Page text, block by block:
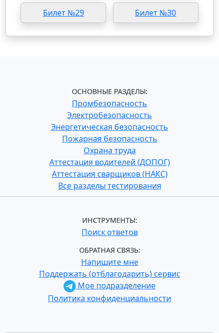
Билет №29 Билет №30
ОСНОВНЫЕ РАЗДЕЛЫ:
Промбезопасность
Электробезопасность
Энергетическая безопасность
Пожарная безопасность
Охрана труда
Аттестация водителей (ДОПОГ)
Аттестация сварщиков (НАКС)
Все разделы тестирования
ИНСТРУМЕНТЫ:
Поиск ответов
ОБРАТНАЯ СВЯЗЬ:
Напишите мне
Поддержать (отблагодарить) сервис
Мое подразделение
Политика конфиденциальности